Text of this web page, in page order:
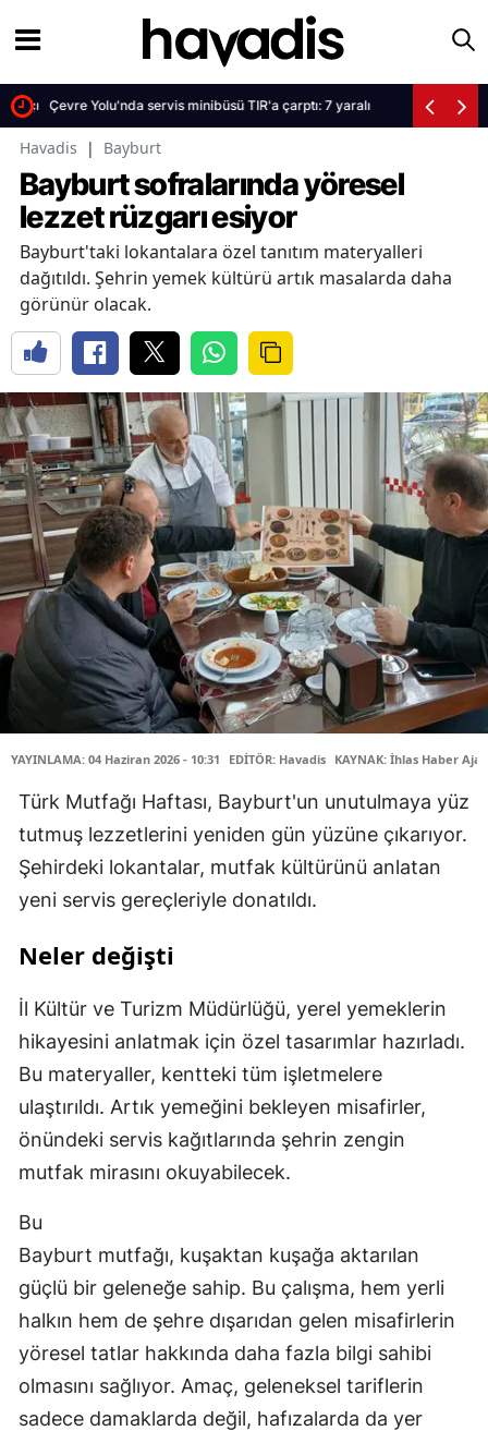
çıktıÇevre Yolu'nda servis minibüsü TIR'a çarptı: 7 yaralı
Havadis | Bayburt
Bayburt sofralarında yöresel
lezzet rüzgarı esiyor
Bayburt'taki lokantalara özel tanıtım materyalleri
dağıtıldı. Şehrin yemek kültürü artık masalarda daha
görünür olacak.
YAYINLAMA: 04 Haziran 2026 - 10:31 EDİTÖR: Havadis KAYNAK: İhlas Haber
Türk Mutfağı Haftası, Bayburt'un unutulmaya yüz
tutmuş lezzetlerini yeniden gün yüzüne çıkarıyor.
Şehirdeki lokantalar, mutfak kültürünü anlatan
yeni servis gereçleriyle donatıldı.
Neler değişti
İl Kültür ve Turizm Müdürlüğü, yerel yemeklerin
hikayesini anlatmak için özel tasarımlar hazırladı.
Bu materyaller, kentteki tüm işletmelere
ulaştırıldı. Artık yemeğini bekleyen misafirler,
önündeki servis kağıtlarında şehrin zengin
mutfak mirasını okuyabilecek.
Bu
Bayburt mutfağı, kuşaktan kuşağa aktarılan
güçlü bir geleneğe sahip. Bu çalışma, hem yerli
halkın hem de şehre dışarıdan gelen misafirlerin
yöresel tatlar hakkında daha fazla bilgi sahibi
olmasını sağlıyor. Amaç, geleneksel tariflerin
sadece damaklarda değil, hafızalarda da yer